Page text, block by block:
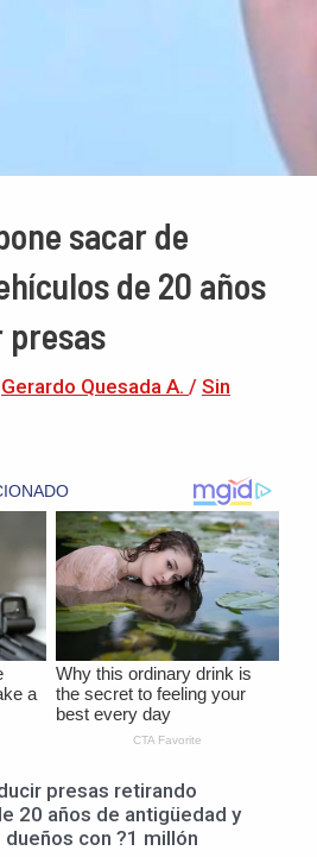
sacar de
de 20 años
presas
Gerardo Quesada A. / Sin
presas retirando
20 años de antigüedad y
con ?1 millón